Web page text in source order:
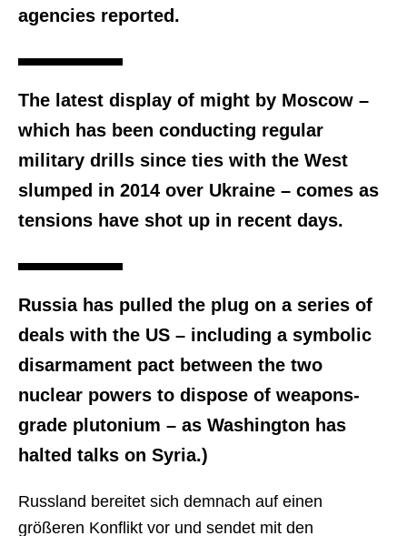
agencies reported.
The latest display of might by Moscow –
which has been conducting regular
military drills since ties with the West
slumped in 2014 over Ukraine – comes as
tensions have shot up in recent days.
Russia has pulled the plug on a series of
deals with the US – including a symbolic
disarmament pact between the two
nuclear powers to dispose of weapons-
grade plutonium – as Washington has
halted talks on Syria.)
Russland bereitet sich demnach auf einen
größeren Konflikt vor und sendet mit den